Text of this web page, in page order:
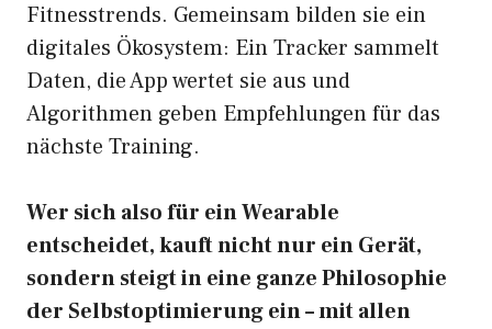
Fitnesstrends. Gemeinsam bilden sie ein
digitales Ökosystem: Ein Tracker sammelt
Daten, die App wertet sie aus und
Algorithmen geben Empfehlungen für das
nächste Training.
Wer sich also für ein Wearable
entscheidet, kauft nicht nur ein Gerät,
sondern steigt in eine ganze Philosophie
der Selbstoptimierung ein – mit allen